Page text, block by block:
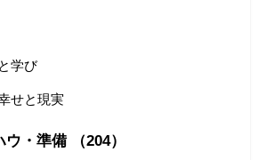
学び
せと現実
・準備 （204）